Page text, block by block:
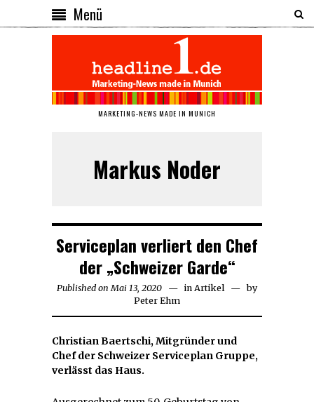
Menü
MARKETING-NEWS MADE IN MUNICH
Markus Noder
Serviceplan verliert den Chef
der „Schweizer Garde“
Published on Mai 13, 2020 Mai
13,
2020
in Artikel
by
Peter Ehm
Christian Baertschi, Mitgründer und
Chef der Schweizer Serviceplan Gruppe,
verlässt das Haus.